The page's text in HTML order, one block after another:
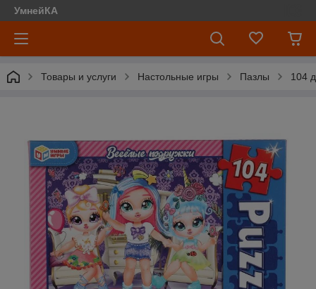
УмнейКА
Товары и услуги Настольные игры Пазлы 104